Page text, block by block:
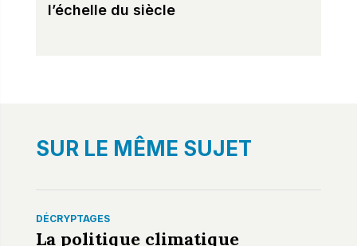
l’échelle du siècle
SUR LE MÊME SUJET
DÉCRYPTAGES
La politique climatique